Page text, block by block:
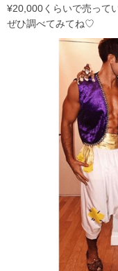
¥20,000くらいで売って
ぜひ調べてみてね♡